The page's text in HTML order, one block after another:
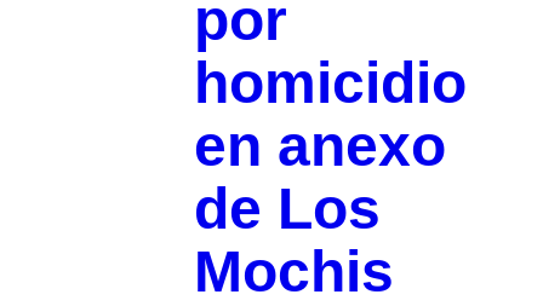
por
homicidio
en anexo
de Los
Mochis